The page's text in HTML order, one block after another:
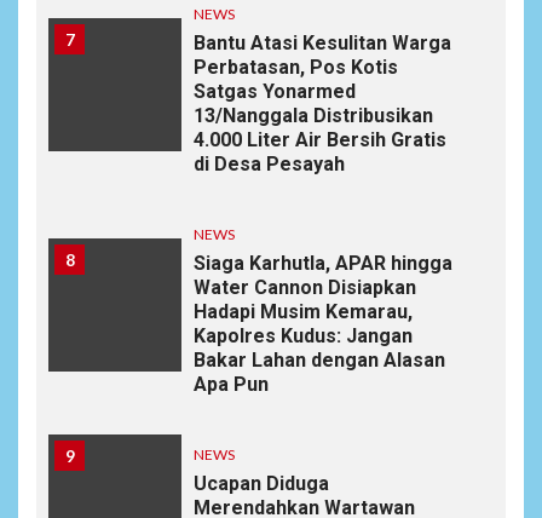
7
NEWS
Bantu Atasi Kesulitan Warga
Perbatasan, Pos Kotis
Satgas Yonarmed
13/Nanggala Distribusikan
4.000 Liter Air Bersih Gratis
di Desa Pesayah
8
NEWS
Siaga Karhutla, APAR hingga
Water Cannon Disiapkan
Hadapi Musim Kemarau,
Kapolres Kudus: Jangan
Bakar Lahan dengan Alasan
Apa Pun
9 NEWS
Ucapan Diduga
Merendahkan Wartawan